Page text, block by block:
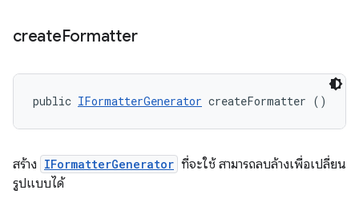
createFormatter
public IFormatterGenerator createFormatter ()
สร้าง IFormatterGenerator ที่จะใช้ สามารถลบล้างเพื่อเปลี่ยน
รูปแบบได้